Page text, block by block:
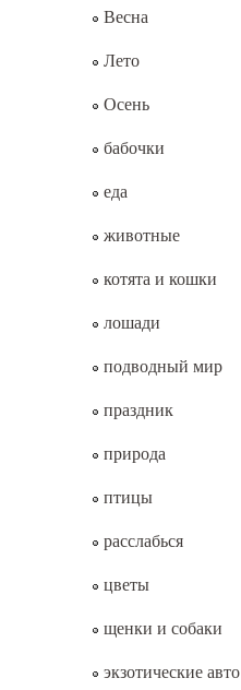
Весна
Лето
Осень
бабочки
еда
животные
котята и кошки
лошади
подводный мир
праздник
природа
птицы
расслабься
цветы
щенки и собаки
экзотические авто